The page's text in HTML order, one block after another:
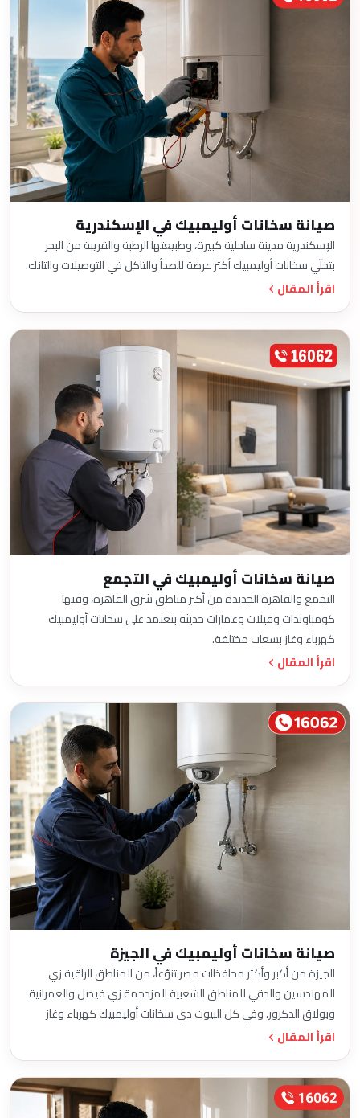
صيانة سخانات أوليمبيك في الإسكندرية
الإسكندرية مدينة ساحلية كبيرة، وطبيعتها الرطبة والقريبة من البحر
بتخلّي سخانات أوليمبيك أكثر عرضة للصدأ والتآكل في التوصيلات والتانك.
اقرأ المقال
صيانة سخانات أوليمبيك في التجمع
التجمع والقاهرة الجديدة من أكبر مناطق شرق القاهرة، وفيها
كومباوندات وفيلات وعمارات حديثة بتعتمد على سخانات أوليمبيك
كهرباء وغاز بسعات مختلفة.
اقرأ المقال
صيانة سخانات أوليمبيك في الجيزة
الجيزة من أكبر وأكثر محافظات مصر تنوّعاً، من المناطق الراقية زي
المهندسين والدقي للمناطق الشعبية المزدحمة زي فيصل والعمرانية
وبولاق الدكرور. وفي كل البيوت دي سخانات أوليمبيك كهرباء وغاز
بتشتغل طول السنة.
اقرأ المقال